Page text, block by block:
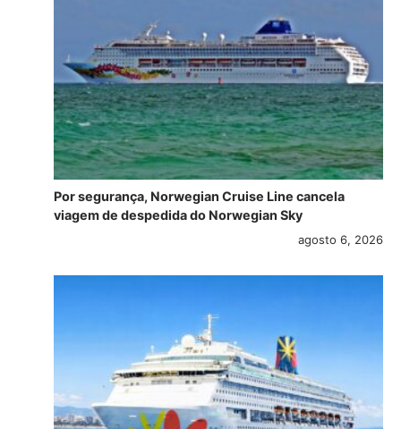
Por segurança, Norwegian Cruise Line cancela
viagem de despedida do Norwegian Sky
agosto 6, 2026